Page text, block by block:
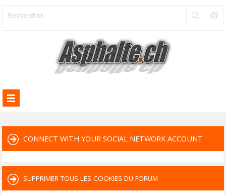
CONNECT WITH YOUR SOCIAL NETWORK ACCOUNT
SUPPRIMER TOUS LES COOKIES DU FORUM